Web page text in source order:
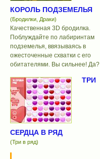
КОРОЛЬ ПОДЗЕМЕЛЬЯ
(Бродилки, Драки)
Качественная 3D бродилка.
Поблуждайте по лабиринтам
подземелья, ввязываясь в
ожесточенные схватки с его
обитателями. Вы сильнее! Да?
ТРИ
СЕРДЦА В РЯД
(Три в ряд)